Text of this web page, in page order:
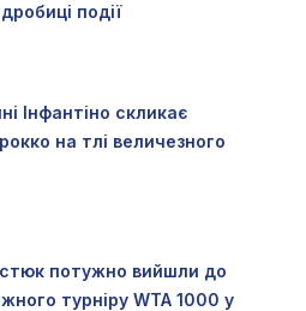
події
Інфантіно скликає
на тлі величезного
потужно вийшли до
турніру WTA 1000 у